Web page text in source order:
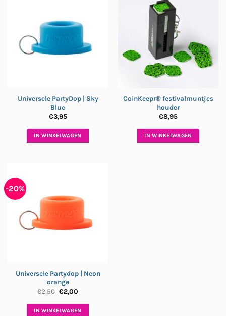
Universele PartyDop | Sky
Blue
€3,95
IN WINKELWAGEN
CoinKeepr® festivalmuntjes
houder
€8,95
IN WINKELWAGEN
-20%
Universele Partydop | Neon
orange
€2,50 Oorspronkelijke
was:
€2,50.
€2,00Huidige
is:
€2,00.
IN WINKELWAGEN